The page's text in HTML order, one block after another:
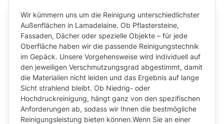
Wir kümmern uns um die Reinigung unterschiedlichster
Außenflächen in Lamadelaine. Ob Pflastersteine,
Fassaden, Dächer oder spezielle Objekte – für jede
Oberfläche haben wir die passende Reinigungstechnik
im Gepäck. Unsere Vorgehensweise wird individuell auf
den jeweiligen Verschmutzungsgrad abgestimmt, damit
die Materialien nicht leiden und das Ergebnis auf lange
Sicht strahlend bleibt. Ob Niedrig- oder
Hochdruckreinigung, hängt ganz von den spezifischen
Anforderungen ab, sodass wir Ihnen die bestmögliche
Reinigungsleistung bieten können.Wenn Sie an einer